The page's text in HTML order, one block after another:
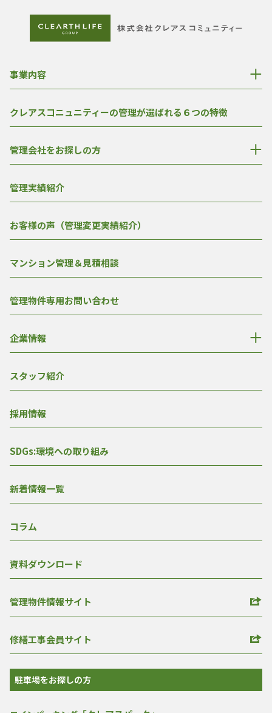
事業内容
クレアスコニュニティーの管理が選ばれる６つの特徴
管理会社をお探しの方
管理実績紹介
お客様の声（管理変更実績紹介）
マンション管理＆見積相談
管理物件専用お問い合わせ
企業情報
スタッフ紹介
採用情報
SDGs:環境への取り組み
新着情報一覧
コラム
資料ダウンロード
管理物件情報サイト
修繕工事会員サイト
駐車場をお探しの方